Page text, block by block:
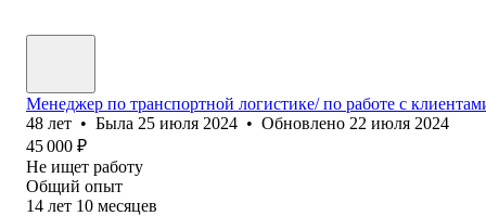
Менеджер по транспортной логистике/ по работе с
48 лет • Была 25 июля 2024 • Обновлено 22 июля 2024
45 000 ₽
Не ищет работу
Общий опыт
14 лет 10 месяцев